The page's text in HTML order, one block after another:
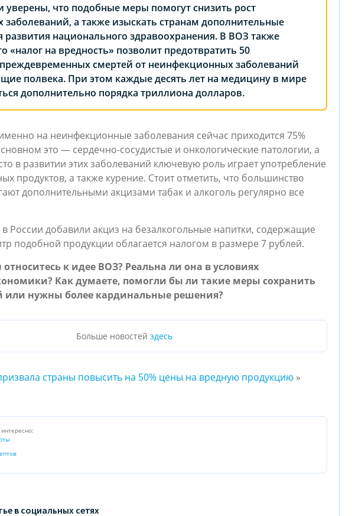
уверены, что подобные меры помогут снизить рост
заболеваний, а также изыскать странам дополнительные
развития национального здравоохранения. В ВОЗ также
«налог на вредность» позволит предотвратить 50
смертей от неинфекционных заболеваний
полвека. При этом каждые десять лет на медицину в мире
дополнительно порядка триллиона долларов.
на неинфекционные заболевания сейчас приходится 75%
это — сердечно-сосудистые и онкологические патологии, а
в развитии этих заболеваний ключевую роль играет употребление
продуктов, а также курение. Стоит отметить, что большинство
дополнительными акцизами табак и алкоголь регулярно все
России добавили акциз на безалкогольные напитки, содержащие
подобной продукции облагается налогом в размере 7 рублей.
к идее ВОЗ? Реальна ли она в условиях
Как думаете, помогли бы ли такие меры сохранить
или нужны более кардинальные решения?
Больше новостей здесь
страны повысить на 50% цены на вредную продукцию »
в социальных сетях